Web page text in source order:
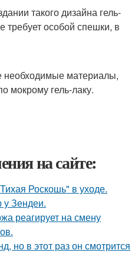
такого дизайна гель-
требует особой спешки, в
необходимые материалы,
мокрому гель-лаку.
на сайте:
Роскошь" в уходе.
у Зендеи.
реагирует на смену
но в этот раз он смотрится